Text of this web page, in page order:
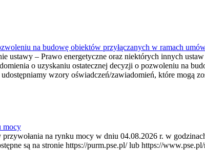
na budowę obiektów przyłączanych w ramach
ustawy – Prawo energetyczne oraz niektórych innych
o uzyskaniu ostatecznej decyzji o pozwoleniu na
wzory oświadczeń/zawiadomień, które mogą
mocy
przywołania na rynku mocy w dniu 04.08.2026 r. w
są na stronie https://purm.pse.pl/ lub https://